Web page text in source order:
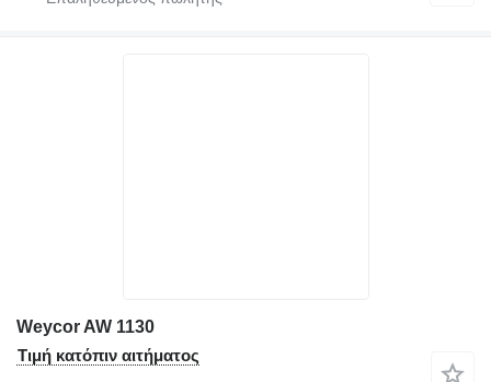
Weycor AW 1130
Τιμή κατόπιν αιτήματος